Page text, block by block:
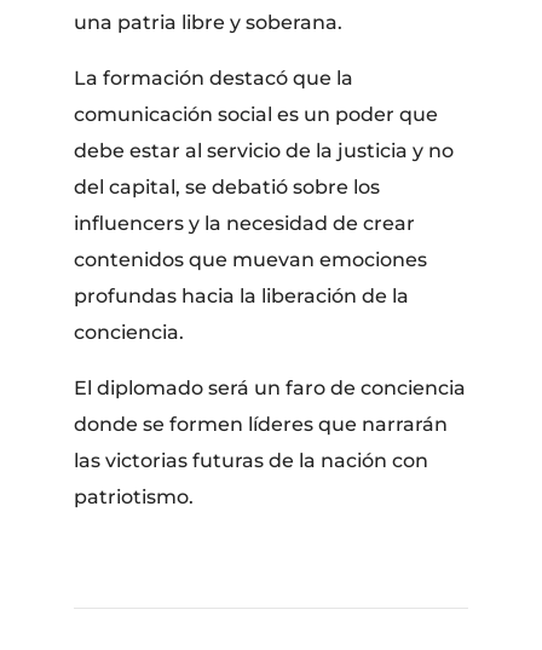
una patria libre y soberana.
La formación destacó que la
comunicación social es un poder que
debe estar al servicio de la justicia y no
del capital, se debatió sobre los
influencers y la necesidad de crear
contenidos que muevan emociones
profundas hacia la liberación de la
conciencia.
El diplomado será un faro de conciencia
donde se formen líderes que narrarán
las victorias futuras de la nación con
patriotismo.